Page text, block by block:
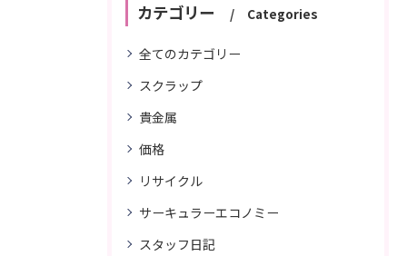
カテゴリー Categories
全てのカテゴリー
スクラップ
貴金属
価格
リサイクル
サーキュラーエコノミー
スタッフ日記